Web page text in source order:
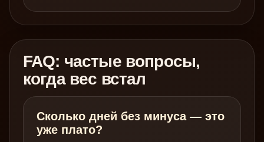
FAQ: частые вопросы,
когда вес встал
Сколько дней без минуса — это
уже плато?